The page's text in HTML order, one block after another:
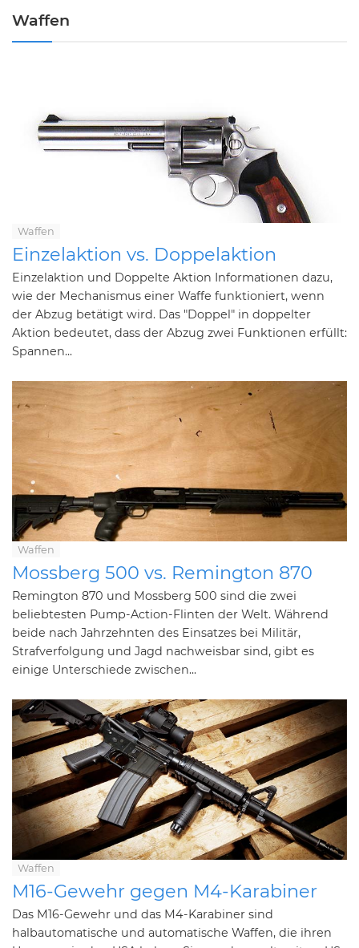
Waffen
Waffen
Einzelaktion vs. Doppelaktion
Einzelaktion und Doppelte Aktion Informationen dazu,
wie der Mechanismus einer Waffe funktioniert, wenn
der Abzug betätigt wird. Das "Doppel" in doppelter
Aktion bedeutet, dass der Abzug zwei Funktionen erfüllt:
Spannen...
Waffen
Mossberg 500 vs. Remington 870
Remington 870 und Mossberg 500 sind die zwei
beliebtesten Pump-Action-Flinten der Welt. Während
beide nach Jahrzehnten des Einsatzes bei Militär,
Strafverfolgung und Jagd nachweisbar sind, gibt es
einige Unterschiede zwischen...
Waffen
M16-Gewehr gegen M4-Karabiner
Das M16-Gewehr und das M4-Karabiner sind
halbautomatische und automatische Waffen, die ihren